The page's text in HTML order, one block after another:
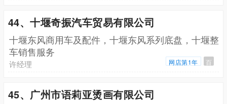
44、十堰奇振汽车贸易有限公司
十堰东风商用车及配件，十堰东风系列底盘，十堰整
车销售服务
许经理 网店第1年 百
45、广州市语莉亚烫画有限公司